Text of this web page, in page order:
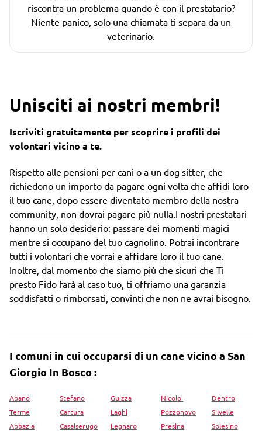
riscontra un problema quando è con il prestatario?
Niente panico, solo una chiamata ti separa da un
veterinario.
Unisciti ai nostri membri!
Iscriviti gratuitamente per scoprire i profili dei
volontari vicino a te.
Rispetto alle pensioni per cani o a un dog sitter, che
richiedono un importo da pagare ogni volta che affidi loro
il tuo cane, dopo essere diventato membro della nostra
community, non dovrai pagare più nulla.I nostri prestatari
hanno un solo desiderio: passare dei momenti magici
mentre si occupano del tuo cagnolino. Potrai incontrare
tutti i volontari che vorrai e affidare loro il tuo cane.
Inoltre, dal momento che siamo più che sicuri che Ti
presto Fido farà al caso tuo, ti offriamo una garanzia
soddisfatti o rimborsati, convinti che non ne avrai bisogno.
I comuni in cui occuparsi di un cane vicino a San
Giorgio In Bosco :
Abano
Terme
Abbazia
Stefano
Cartura
Casalserugo
Guizza
Laghi
Legnaro
Nicolo'
Pozzonovo
Presina
Dentro
Silvelle
Solesino